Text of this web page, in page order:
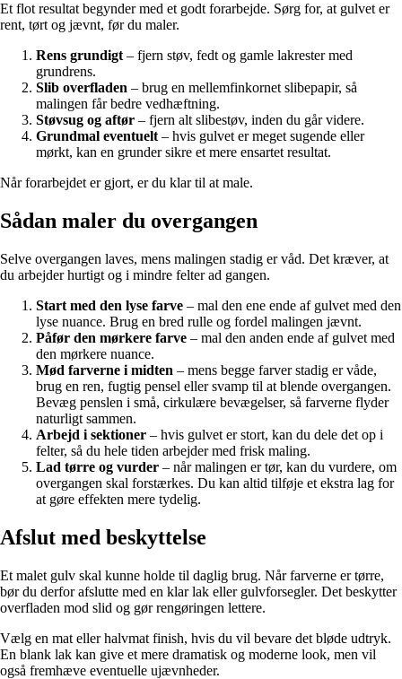
Et flot resultat begynder med et godt forarbejde. Sørg for, at gulvet er
rent, tørt og jævnt, før du maler.
Rens grundigt – fjern støv, fedt og gamle lakrester med
grundrens.
Slib overfladen – brug en mellemfinkornet slibepapir, så
malingen får bedre vedhæftning.
Støvsug og aftør – fjern alt slibestøv, inden du går videre.
Grundmal eventuelt – hvis gulvet er meget sugende eller
mørkt, kan en grunder sikre et mere ensartet resultat.
Når forarbejdet er gjort, er du klar til at male.
Sådan maler du overgangen
Selve overgangen laves, mens malingen stadig er våd. Det kræver, at
du arbejder hurtigt og i mindre felter ad gangen.
Start med den lyse farve – mal den ene ende af gulvet med den
lyse nuance. Brug en bred rulle og fordel malingen jævnt.
Påfør den mørkere farve – mal den anden ende af gulvet med
den mørkere nuance.
Mød farverne i midten – mens begge farver stadig er våde,
brug en ren, fugtig pensel eller svamp til at blende overgangen.
Bevæg penslen i små, cirkulære bevægelser, så farverne flyder
naturligt sammen.
Arbejd i sektioner – hvis gulvet er stort, kan du dele det op i
felter, så du hele tiden arbejder med frisk maling.
Lad tørre og vurder – når malingen er tør, kan du vurdere, om
overgangen skal forstærkes. Du kan altid tilføje et ekstra lag for
at gøre effekten mere tydelig.
Afslut med beskyttelse
Et malet gulv skal kunne holde til daglig brug. Når farverne er tørre,
bør du derfor afslutte med en klar lak eller gulvforsegler. Det beskytter
overfladen mod slid og gør rengøringen lettere.
Vælg en mat eller halvmat finish, hvis du vil bevare det bløde udtryk.
En blank lak kan give et mere dramatisk og moderne look, men vil
også fremhæve eventuelle ujævnheder.